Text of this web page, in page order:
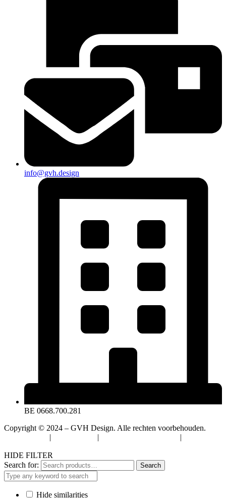
info@gvh.design
BE 0668.700.281
Copyright © 2024 – GVH Design. Alle rechten voorbehouden.
| | |
HIDE FILTER
Search for:
Search
Hide similarities